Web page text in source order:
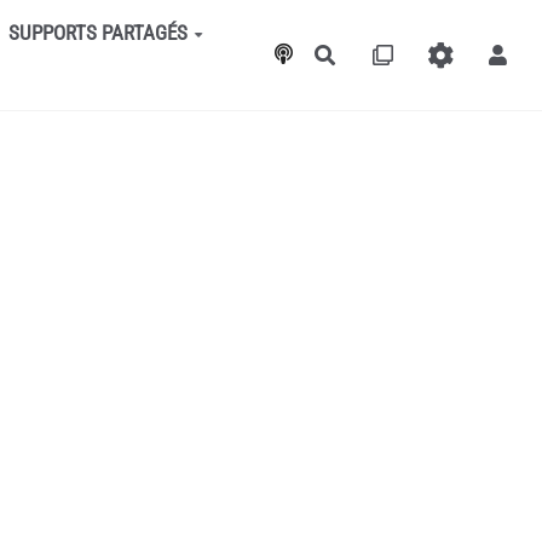
SUPPORTS PARTAGÉS
Rechercher